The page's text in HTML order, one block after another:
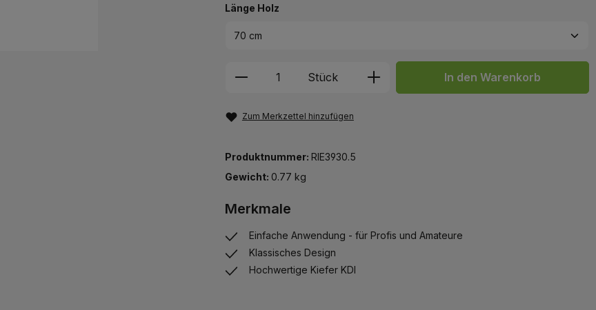
Länge Holzauswählen
Produkt Anzahl: Gib den gewünschten Wert
Stück In den Warenkorb
Zum Merkzettel hinzufügen
Produktnummer: RIE3930.5
Gewicht: 0.77 kg
Merkmale
Einfache Anwendung - für Profis und Amateure
Klassisches Design
Hochwertige Kiefer KDI